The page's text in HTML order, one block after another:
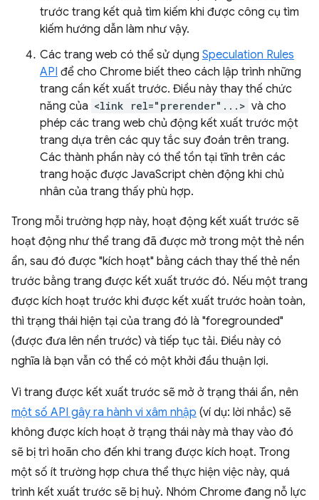
trước trang kết quả tìm kiếm khi được công cụ tìm
kiếm hướng dẫn làm như vậy.
Các trang web có thể sử dụng Speculation Rules
API để cho Chrome biết theo cách lập trình những
trang cần kết xuất trước. Điều này thay thế chức
năng của <link rel="prerender"...> và cho
phép các trang web chủ động kết xuất trước một
trang dựa trên các quy tắc suy đoán trên trang.
Các thành phần này có thể tồn tại tĩnh trên các
trang hoặc được JavaScript chèn động khi chủ
nhân của trang thấy phù hợp.
Trong mỗi trường hợp này, hoạt động kết xuất trước sẽ
hoạt động như thể trang đã được mở trong một thẻ nền
ẩn, sau đó được "kích hoạt" bằng cách thay thế thẻ nền
trước bằng trang được kết xuất trước đó. Nếu một trang
được kích hoạt trước khi được kết xuất trước hoàn toàn,
thì trạng thái hiện tại của trang đó là "foregrounded"
(được đưa lên nền trước) và tiếp tục tải. Điều này có
nghĩa là bạn vẫn có thể có một khởi đầu thuận lợi.
Vì trang được kết xuất trước sẽ mở ở trạng thái ẩn, nên
một số API gây ra hành vi xâm nhập (ví dụ: lời nhắc) sẽ
không được kích hoạt ở trạng thái này mà thay vào đó
sẽ bị trì hoãn cho đến khi trang được kích hoạt. Trong
một số ít trường hợp chưa thể thực hiện việc này, quá
trình kết xuất trước sẽ bị huỷ. Nhóm Chrome đang nỗ lực